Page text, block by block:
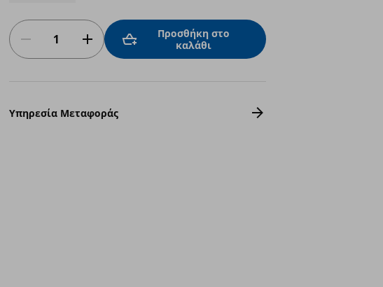
Προσθήκη στο
καλάθι
Υπηρεσία Μεταφοράς